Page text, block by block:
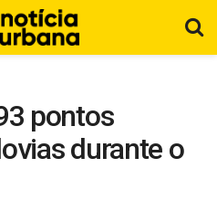
pontos
durante o